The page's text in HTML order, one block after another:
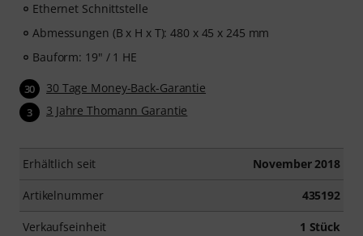
Ethernet Schnittstelle
Abmessungen (B x H x T): 480 x 45 x 245 mm
Bauform: 19" / 1 HE
30 30 Tage Money-Back-Garantie
3 3 Jahre Thomann Garantie
Erhältlich seit November 2018
Artikelnummer 435192
Verkaufseinheit 1 Stück